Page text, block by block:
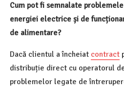
Cum pot fi semnalate
energiei electrice și de
de alimentare?
Dacă clientul a încheiat contract
distribuție direct cu operatorul
problemelor legate de